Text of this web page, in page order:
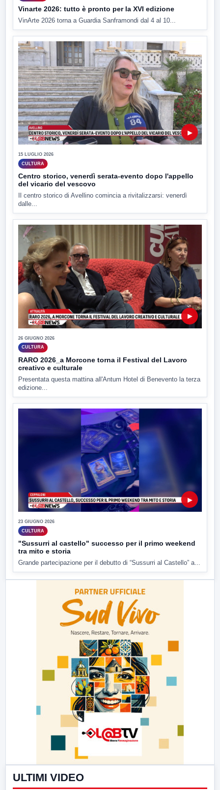
Vinarte 2026: tutto è pronto per la XVI edizione
VinArte 2026 torna a Guardia Sanframondi dal 4 al 10...
▶
15 LUGLIO 2026
CULTURA
Centro storico, venerdì serata-evento dopo l'appello
del vicario del vescovo
Il centro storico di Avellino comincia a rivitalizzarsi: venerdì
dalle...
▶
26 GIUGNO 2026
CULTURA
RARO 2026_a Morcone torna il Festival del Lavoro
creativo e culturale
Presentata questa mattina all'Antum Hotel di Benevento la terza
edizione...
▶
23 GIUGNO 2026
CULTURA
"Sussurri al castello" successo per il primo weekend
tra mito e storia
Grande partecipazione per il debutto di “Sussurri al Castello” a...
ULTIMI VIDEO